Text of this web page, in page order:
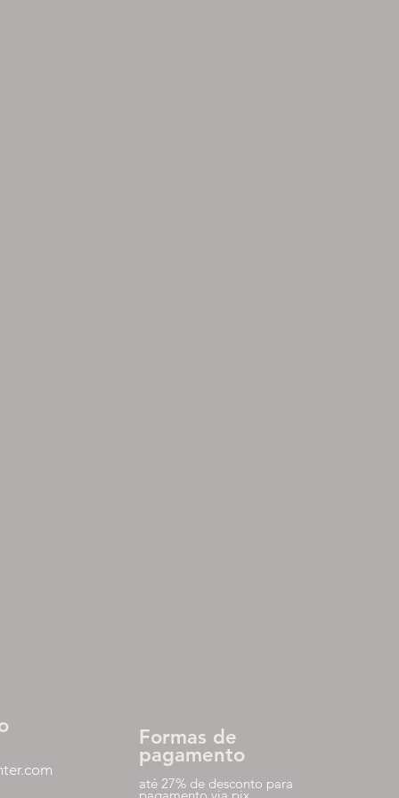
Formas de
pagamento
até 27% de desconto para